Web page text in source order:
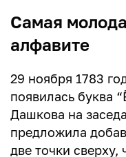
Самая
алфавите
29 ноября 1783
появилась буква
Дашкова на
предложила
две точки сверху,